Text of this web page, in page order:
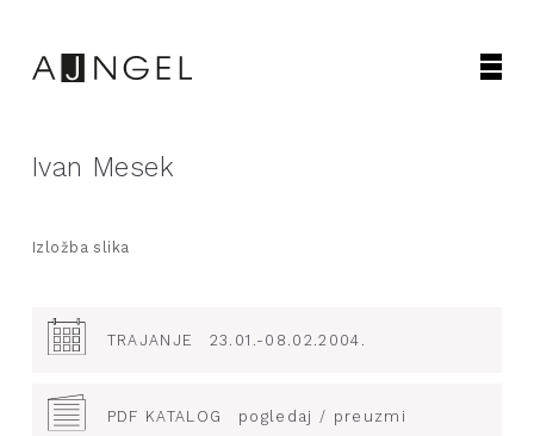
Ivan Mesek
Izložba slika
TRAJANJE 23.01.-08.02.2004.
PDF KATALOG pogledaj / preuzmi